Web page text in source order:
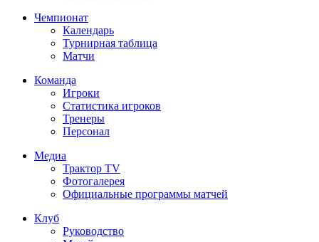
Чемпионат
Календарь
Турнирная таблица
Матчи
Команда
Игроки
Статистика игроков
Тренеры
Персонал
Медиа
Трактор TV
Фотогалерея
Официальные программы матчей
Клуб
Руководство